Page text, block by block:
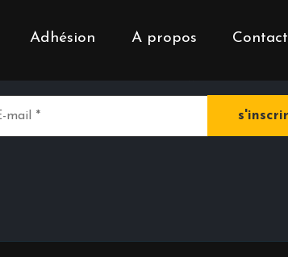
Adhésion A propos Contact
vous à notre newsletter